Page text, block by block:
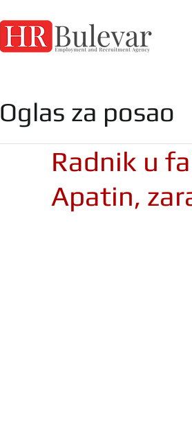
Radnik u
Apatin,
Oglas za posao